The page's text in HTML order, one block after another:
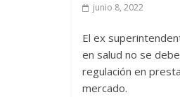
junio 8, 2022
El ex
en salud no se
regulación en
mercado.